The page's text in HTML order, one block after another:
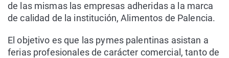
de las mismas las empresas adheridas a la marca
de calidad de la institución, Alimentos de Palencia.
El objetivo es que las pymes palentinas asistan a
ferias profesionales de carácter comercial, tanto de